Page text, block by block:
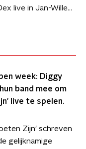
Miss Montreal & Diggy Dex live in Jan-Willem Start Op
week: Diggy
band mee om
live te spelen.
Zijn' schreven
gelijknamige